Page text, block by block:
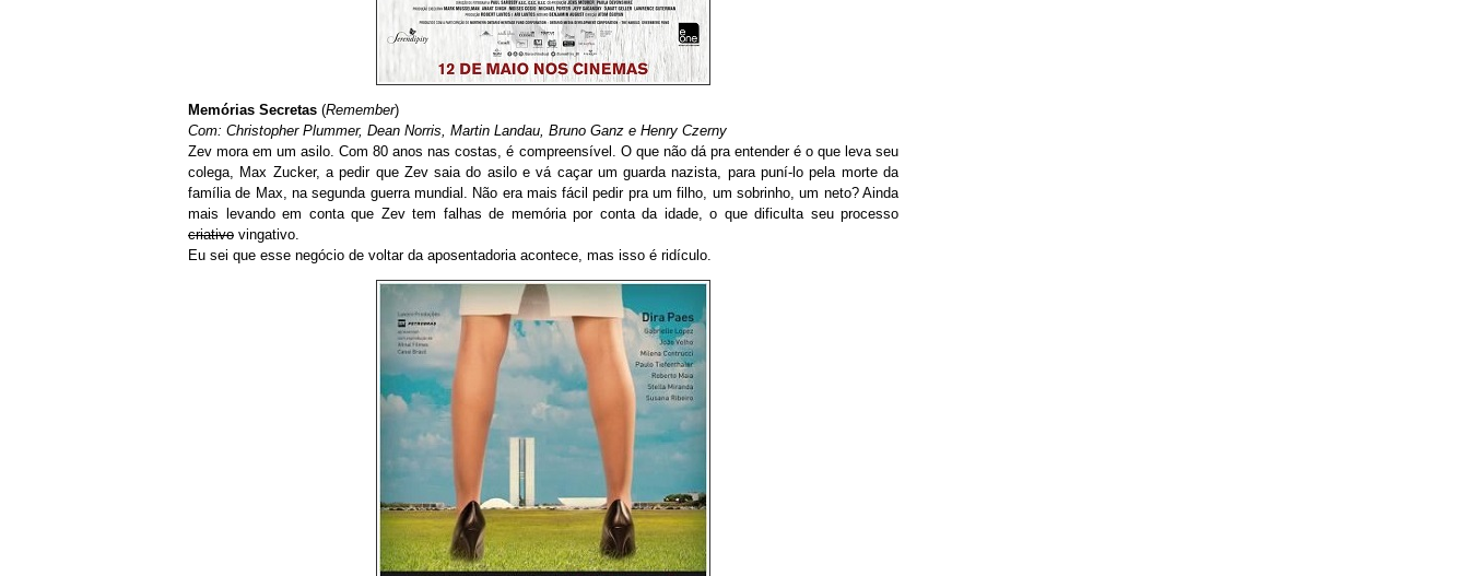
Memórias Secretas (Remember)
Com: Christopher Plummer, Dean Norris, Martin Landau, Bruno Ganz e Henry Czerny
Zev mora em um asilo. Com 80 anos nas costas, é compreensível. O que não dá pra entender é o que leva seu
colega, Max Zucker, a pedir que Zev saia do asilo e vá caçar um guarda nazista, para puní-lo pela morte da
família de Max, na segunda guerra mundial. Não era mais fácil pedir pra um filho, um sobrinho, um neto? Ainda
mais levando em conta que Zev tem falhas de memória por conta da idade, o que dificulta seu processo
criativo vingativo.
Eu sei que esse negócio de voltar da aposentadoria acontece, mas isso é ridículo.